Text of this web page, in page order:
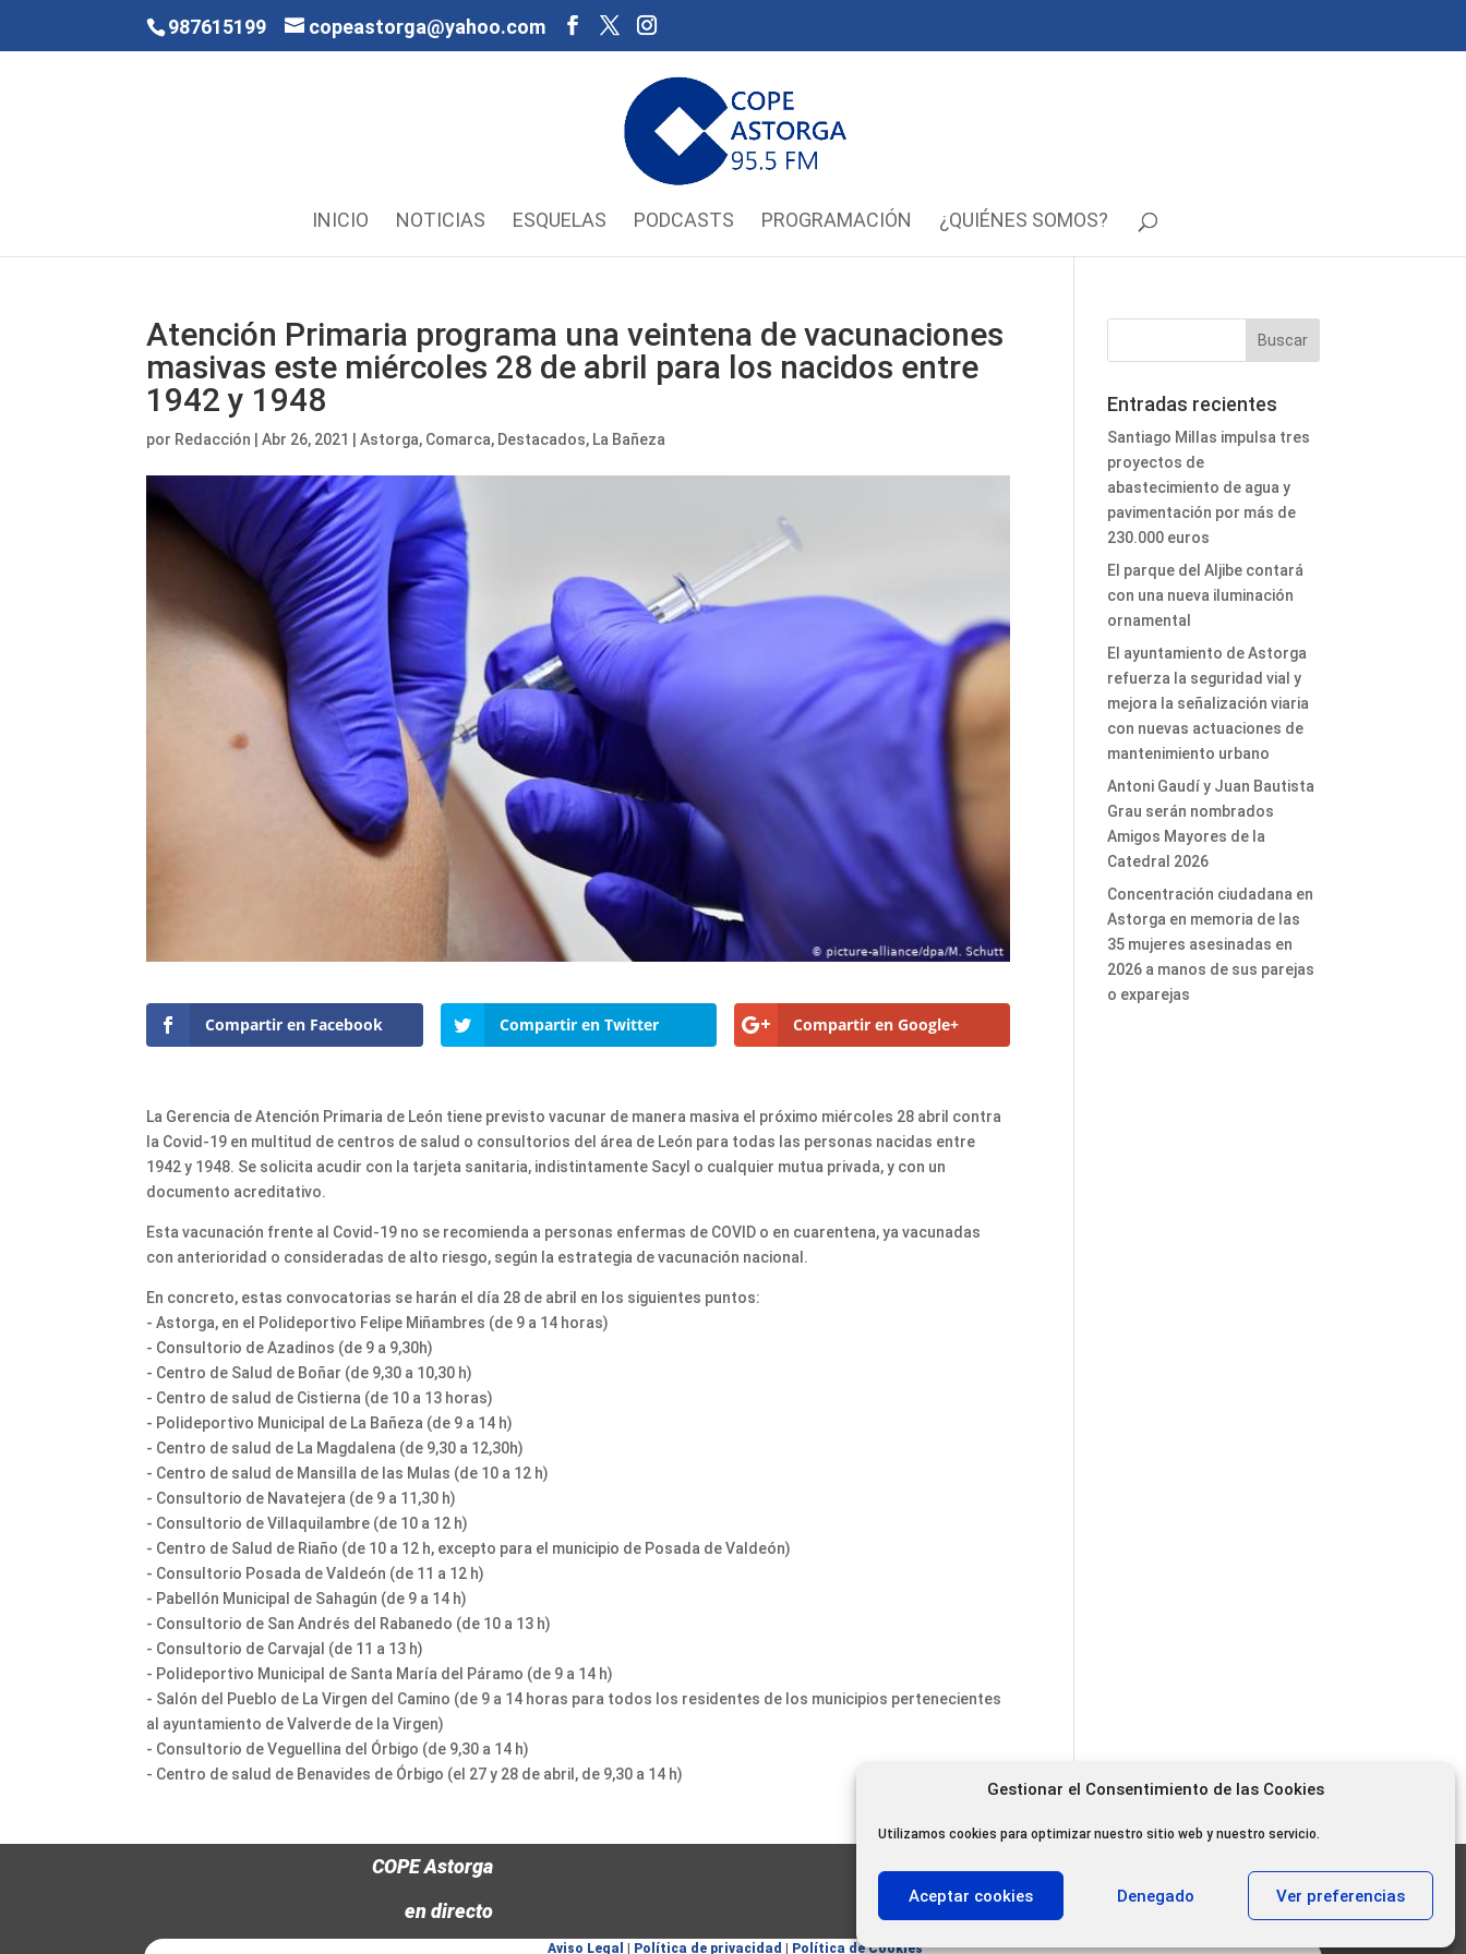
Gestionar el Consentimiento de las Cookies
Utilizamos cookies para optimizar nuestro sitio web y nuestro servicio.
Aceptar cookies Denegado Ver preferencias
987615199 copeastorga@yahoo.com
INICIO NOTICIAS ESQUELAS PODCASTS PROGRAMACIÓN ¿QUIÉNES SOMOS?
Atención Primaria programa una veintena de vacunaciones
masivas este miércoles 28 de abril para los nacidos entre
1942 y 1948
por Redacción |Abr 26, 2021 |Astorga, Comarca, Destacados, La Bañeza
Compartir en Facebook Compartir en Twitter Compartir en Google+
La Gerencia de Atención Primaria de León tiene previsto vacunar de manera masiva el próximo miércoles 28 abril contra
la Covid-19 en multitud de centros de salud o consultorios del área de León para todas las personas nacidas entre
1942 y 1948. Se solicita acudir con la tarjeta sanitaria, indistintamente Sacyl o cualquier mutua privada, y con un
documento acreditativo.
Esta vacunación frente al Covid-19 no se recomienda a personas enfermas de COVID o en cuarentena, ya vacunadas
con anterioridad o consideradas de alto riesgo, según la estrategia de vacunación nacional.
En concreto, estas convocatorias se harán el día 28 de abril en los siguientes puntos:
- Astorga, en el Polideportivo Felipe Miñambres (de 9 a 14 horas)
- Consultorio de Azadinos (de 9 a 9,30h)
- Centro de Salud de Boñar (de 9,30 a 10,30 h)
- Centro de salud de Cistierna (de 10 a 13 horas)
- Polideportivo Municipal de La Bañeza (de 9 a 14 h)
- Centro de salud de La Magdalena (de 9,30 a 12,30h)
- Centro de salud de Mansilla de las Mulas (de 10 a 12 h)
- Consultorio de Navatejera (de 9 a 11,30 h)
- Consultorio de Villaquilambre (de 10 a 12 h)
- Centro de Salud de Riaño (de 10 a 12 h, excepto para el municipio de Posada de Valdeón)
- Consultorio Posada de Valdeón (de 11 a 12 h)
- Pabellón Municipal de Sahagún (de 9 a 14 h)
- Consultorio de San Andrés del Rabanedo (de 10 a 13 h)
- Consultorio de Carvajal (de 11 a 13 h)
- Polideportivo Municipal de Santa María del Páramo (de 9 a 14 h)
- Salón del Pueblo de La Virgen del Camino (de 9 a 14 horas para todos los residentes de los municipios pertenecientes
al ayuntamiento de Valverde de la Virgen)
- Consultorio de Veguellina del Órbigo (de 9,30 a 14 h)
- Centro de salud de Benavides de Órbigo (el 27 y 28 de abril, de 9,30 a 14 h)
Entradas recientes
Santiago Millas impulsa tres
proyectos de
abastecimiento de agua y
pavimentación por más de
230.000 euros
El parque del Aljibe contará
con una nueva iluminación
ornamental
El ayuntamiento de Astorga
refuerza la seguridad vial y
mejora la señalización viaria
con nuevas actuaciones de
mantenimiento urbano
Antoni Gaudí y Juan Bautista
Grau serán nombrados
Amigos Mayores de la
Catedral 2026
Concentración ciudadana en
Astorga en memoria de las
35 mujeres asesinadas en
2026 a manos de sus parejas
o exparejas
COPE Astorga
en directo
11.000 oyentes diarios
11.000 Gracias
Aviso Legal Política de privacidad Política de Cookies